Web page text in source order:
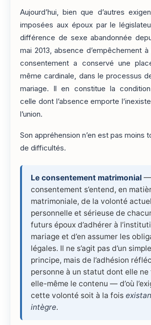
Aujourd’hui, bien que d’autres
imposées aux époux par le
différence de sexe abandonnée
mai 2013, absence d’empêchement
consentement a conservé une
même cardinale, dans le processus
mariage. Il en constitue la condition
celle dont l’absence emporte
l’union.
Son appréhension n’en est pas moins
de difficultés.
Le consentement matrimonial —
consentement s’entend, en
matrimoniale, de la volonté
personnelle et sérieuse de
futurs époux d’adhérer à
mariage et d’en assumer les
légales. Il ne s’agit pas d’un
principe, mais de l’adhésion
personne à un statut dont elle ne
elle-même le contenu — d’où
cette volonté soit à la fois
intègre.